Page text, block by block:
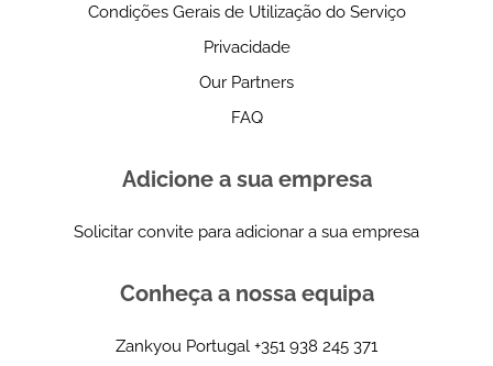
Condições Gerais de Utilização do Serviço
Privacidade
Our Partners
FAQ
Adicione a sua empresa
Solicitar convite para adicionar a sua empresa
Conheça a nossa equipa
Zankyou Portugal +351 938 245 371